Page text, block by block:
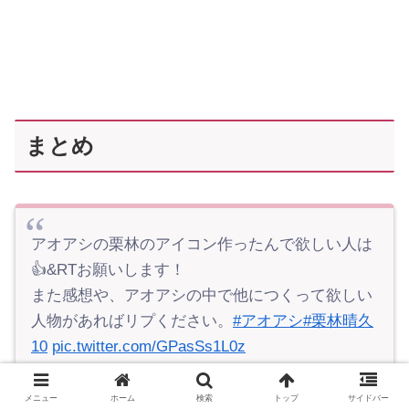
まとめ
アオアシの栗林のアイコン作ったんで欲しい人は
👍&RTお願いします！
また感想や、アオアシの中で他につくって欲しい
人物があればリプください。 #アオアシ#栗林晴久
10 pic.twitter.com/GPasSs1L0z
— STY 🖥🖌 (@sty07gamba) May 14, 2020
メニュー ホーム 検索 トップ サイドバー